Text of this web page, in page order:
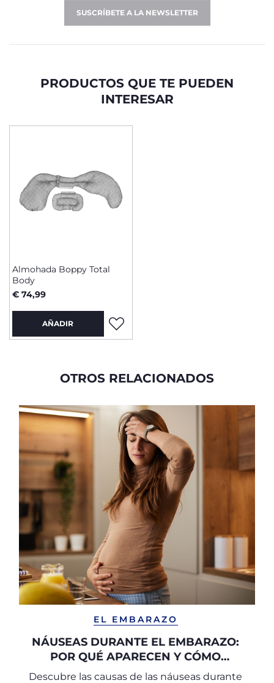
SUSCRÍBETE A LA NEWSLETTER
PRODUCTOS QUE TE PUEDEN
INTERESAR
Almohada Boppy Total
Body
€ 74,99
AÑADIR
OTROS RELACIONADOS
EL EMBARAZO
NÁUSEAS DURANTE EL EMBARAZO:
POR QUÉ APARECEN Y CÓMO
COMBATIRLAS
Descubre las causas de las náuseas durante